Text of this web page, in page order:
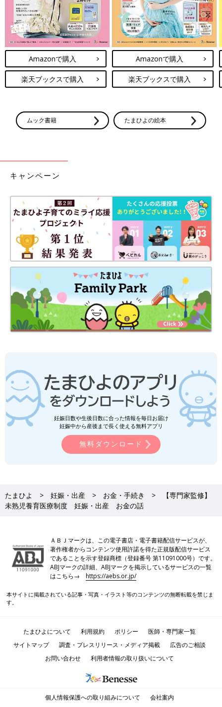
Amazonで購入
楽天ブックスで購入
Amazonで購入
楽天ブックスで購入
ムック書籍 たまひよの絵本
キャンペーン
妊娠日数や生後日数に合った情報を毎日お届け
妊娠中から産後まで長く使える無料アプリ
無料ダウンロード
たまひよ 妊娠・出産 お金・手続き
【専門家監修】
未熟児養育医療制度 妊娠・出産 お金の話
ＡＢＪマークは、この電子書店・電子書籍配信サービスが、
著作権者からコンテンツ使用許諾を得た正規版配信サービス
であることを示す登録商標（登録番号 第11091000号）です。
ABJマークの詳細、ABJマークを掲示しているサービスの一覧
はこちら→https://aebs.or.jp/
本サイトに掲載されている記事・写真・イラスト等のコンテンツの無断転載を禁じま
す。
たまひよについて 利用規約 ポリシー
医師・専門家一覧
サイトマップ
調査・プレスリリース・メディア掲載
広告のご相談
お問い合わせ
利用者情報の取り扱いについて
個人情報保護への取り組みについて 会社案内